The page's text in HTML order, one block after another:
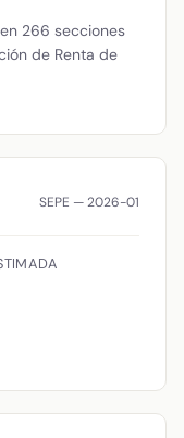
266 secciones
de Renta de
SEPE — 2026-01